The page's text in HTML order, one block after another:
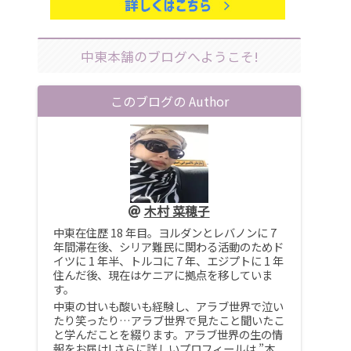
中東本舗のブログへようこそ!
このブログの Author
木村 菜穂子
中東在住歴 18 年目。ヨルダンとレバノンに 7
年間滞在後、シリア難民に関わる活動のためド
イツに 1 年半、トルコに 7 年、エジプトに 1 年
住んだ後、現在はケニアに拠点を移していま
す。
中東の甘いも酸いも経験し、アラブ世界で泣い
たり笑ったり…アラブ世界で見たこと聞いたこ
と学んだことを綴ります。アラブ世界の生の情